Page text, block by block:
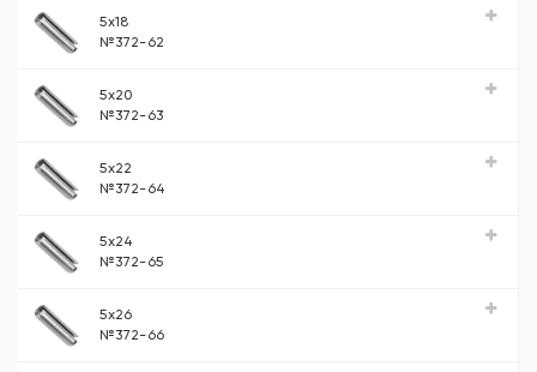
5x18
№372-62
5x20
№372-63
5x22
№372-64
5x24
№372-65
5x26
№372-66